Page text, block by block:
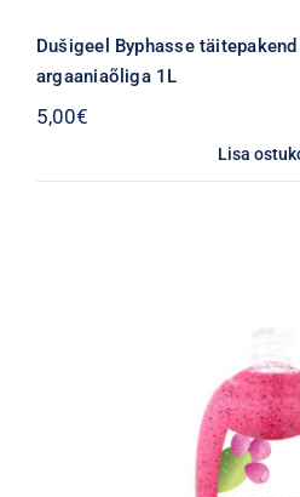
Dušigeel Byphasse
argaaniaõliga 1L
5,00€
Lisa